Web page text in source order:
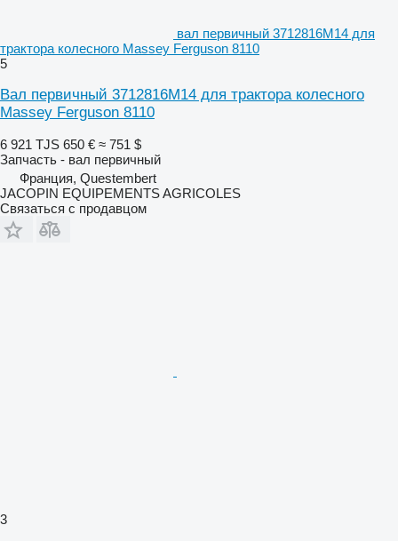
вал первичный 3712816M14 для
трактора колесного Massey Ferguson 8110
5
Вал первичный 3712816M14 для трактора колесного
Massey Ferguson 8110
6 921 TJS 650 € ≈ 751 $
Запчасть - вал первичный
Франция, Questembert
JACOPIN EQUIPEMENTS AGRICOLES
Связаться с продавцом
3